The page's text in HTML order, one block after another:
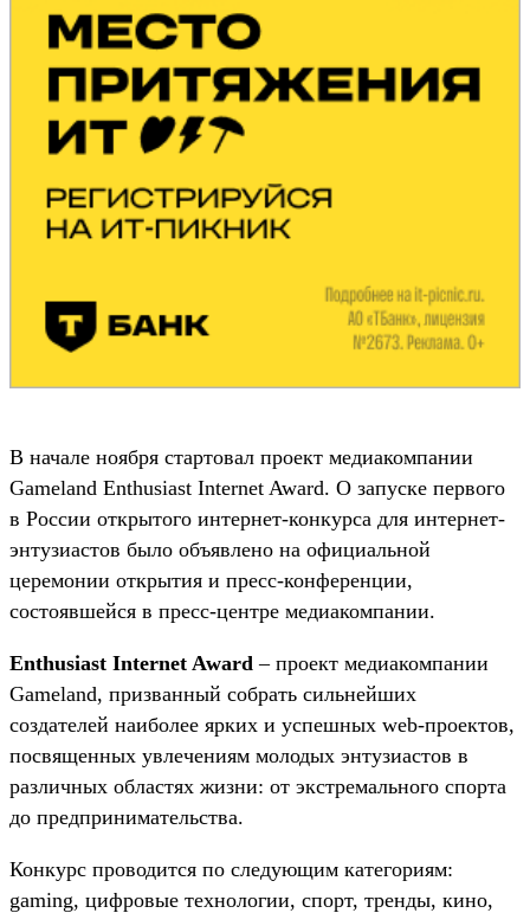
В начале ноября стартовал проект медиакомпании
Gameland Enthusiast Internet Award. О запуске первого
в России открытого интернет-конкурса для интернет-
энтузиастов было объявлено на официальной
церемонии открытия и пресс-конференции,
состоявшейся в пресс-центре медиакомпании.
Enthusiast Internet Award – проект медиакомпании
Gameland, призванный собрать сильнейших
создателей наиболее ярких и успешных web-проектов,
посвященных увлечениям молодых энтузиастов в
различных областях жизни: от экстремального спорта
до предпринимательства.
Конкурс проводится по следующим категориям:
gaming, цифровые технологии, спорт, тренды, кино,